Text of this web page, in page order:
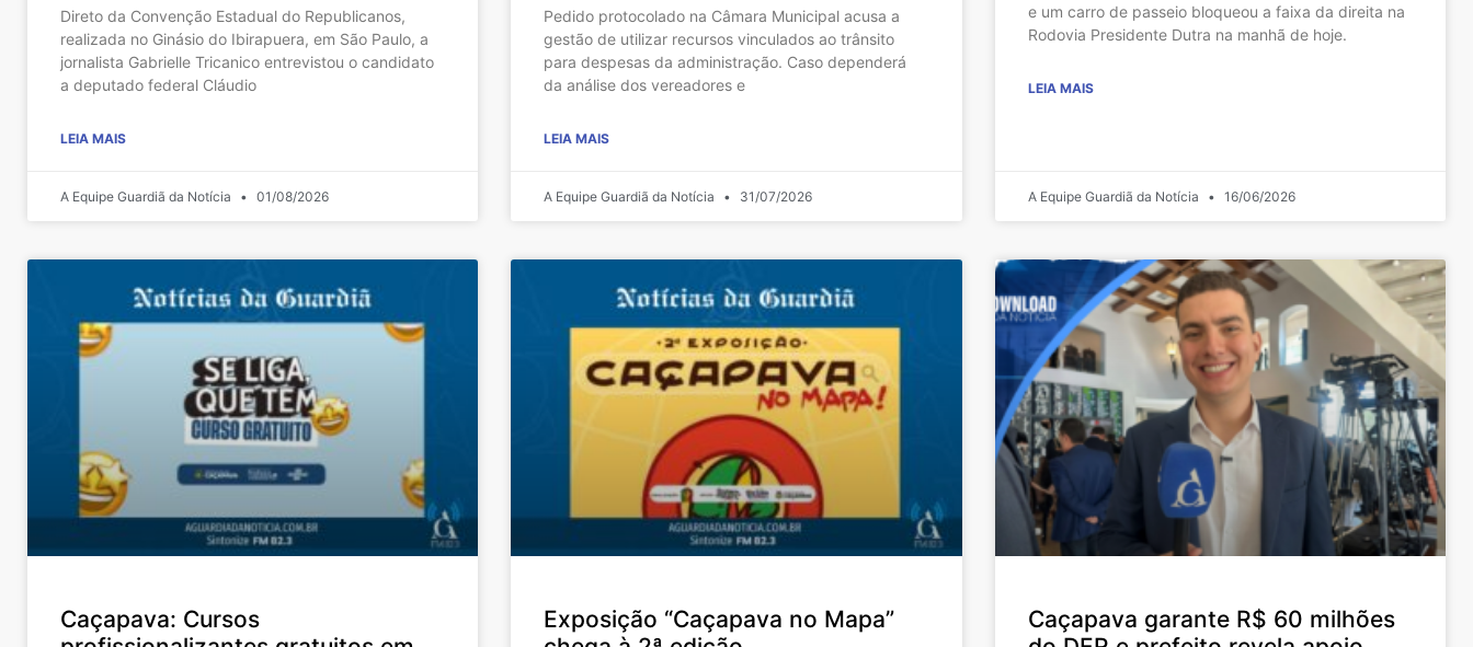
Direto da Convenção Estadual do Republicanos,
realizada no Ginásio do Ibirapuera, em São Paulo, a
jornalista Gabrielle Tricanico entrevistou o candidato
a deputado federal Cláudio
LEIA MAIS
A Equipe Guardiã da Notícia 01/08/2026
Pedido protocolado na Câmara Municipal acusa a
gestão de utilizar recursos vinculados ao trânsito
para despesas da administração. Caso dependerá
da análise dos vereadores e
LEIA MAIS
A Equipe Guardiã da Notícia 31/07/2026
e um carro de passeio bloqueou a faixa da direita na
Rodovia Presidente Dutra na manhã de hoje.
LEIA MAIS
A Equipe Guardiã da Notícia 16/06/2026
Caçapava: Cursos
Exposição “Caçapava no Mapa”
Caçapava garante R$ 60 milhões